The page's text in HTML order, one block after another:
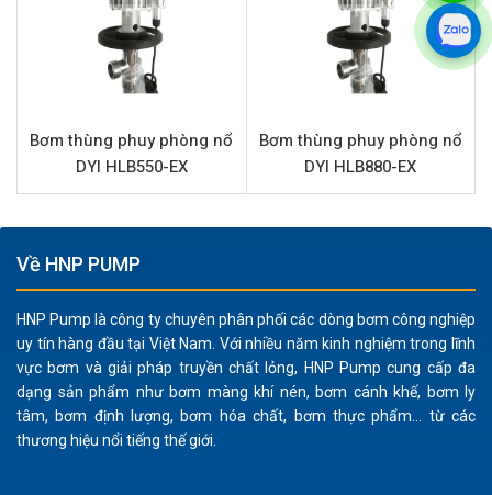
Mới 100%
Đặc điểm nổi bật bơm DYI HLB180-EX
với nhiều đặc điểm ưu việt, đáp ứng tối đa nhu cầu của
ngành công nghiệp hiện đại
chất dễ cháy nổ như xăng, dầu, cồn, dung môi. Sản
công nghiệp, giảm thiểu rủi ro cháy nổ và bảo vệ
người vận hành.
Vật liệu Inox 304 cao cấp:Toàn bộ phần tiếp xúc với
chất lỏng được làm từ Inox 304, mang lại khả năng
chống ăn mòn và hóa chất vượt trội. Vật liệu này
Bơm thùng phuy phòng nổ
DYI HLB550-EX
Bơm thùng phuy phòng nổ
DYI HLB880-EX
Về HNP PUMP
HNP Pump là công ty chuyên phân phối các dòng bơm công nghiệp
uy tín hàng đầu tại Việt Nam. Với nhiều năm kinh nghiệm trong lĩnh
vực bơm và giải pháp truyền chất lỏng, HNP Pump cung cấp đa
dạng sản phẩm như bơm màng khí nén, bơm cánh khế, bơm ly
tâm, bơm định lượng, bơm hóa chất, bơm thực phẩm... từ các
thương hiệu nổi tiếng thế giới.